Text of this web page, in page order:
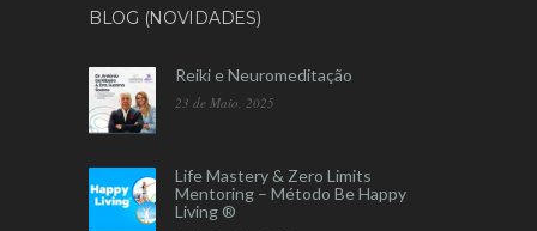
BLOG (NOVIDADES)
Reiki e Neuromeditação
23 de Maio, 2025
Life Mastery & Zero Limits
Mentoring – Método Be Happy
Living ®